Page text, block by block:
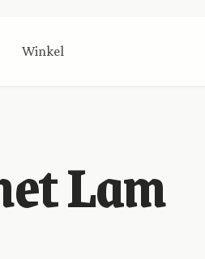
Winkel
Lam